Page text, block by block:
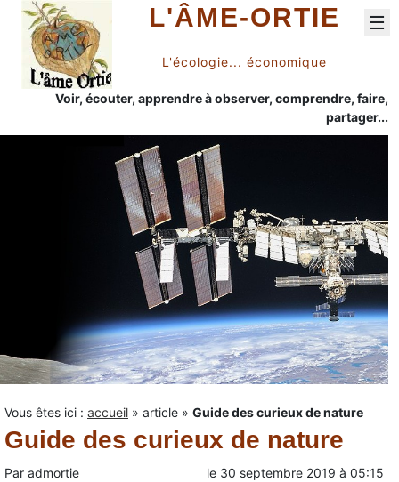
L'ÂME-ORTIE
L'écologie... économique
Voir, écouter, apprendre à observer, comprendre, faire,
partager...
☰
Vous êtes ici : accueil » article » Guide des curieux de nature
Guide des curieux de nature
Par admortie le 30 septembre 2019 à 05:15